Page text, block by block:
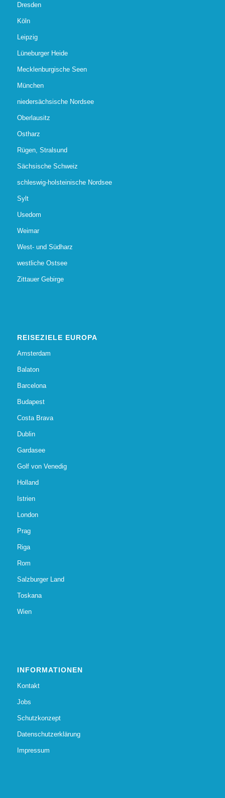
Dresden
Köln
Leipzig
Lüneburger Heide
Mecklenburgische Seen
München
niedersächsische Nordsee
Oberlausitz
Ostharz
Rügen, Stralsund
Sächsische Schweiz
schleswig-holsteinische Nordsee
Sylt
Usedom
Weimar
West- und Südharz
westliche Ostsee
Zittauer Gebirge
REISEZIELE EUROPA
Amsterdam
Balaton
Barcelona
Budapest
Costa Brava
Dublin
Gardasee
Golf von Venedig
Holland
Istrien
London
Prag
Riga
Rom
Salzburger Land
Toskana
Wien
INFORMATIONEN
Kontakt
Jobs
Schutzkonzept
Datenschutzerklärung
Impressum